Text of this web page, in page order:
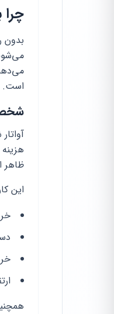
چرا
بدون
است.
ظاهر
این